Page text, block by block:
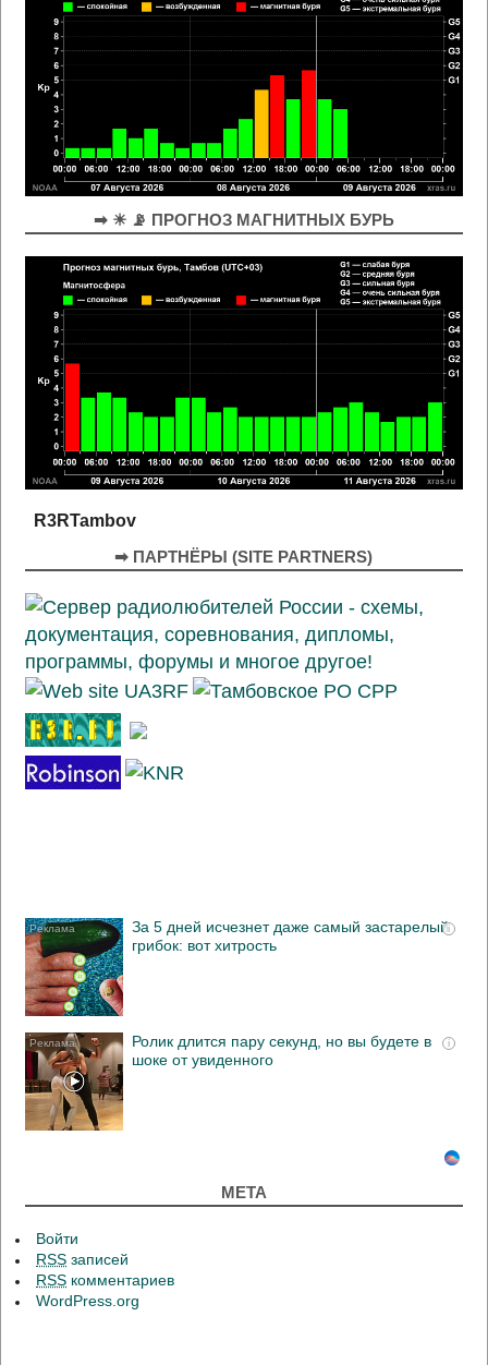
➡ ☀ 📡 ПРОГНОЗ МАГНИТНЫХ БУРЬ
R3RTambov
➡ ПАРТНЁРЫ (SITE PARTNERS)
i
За 5 дней исчезнет даже самый застарелый
грибок: вот хитрость
i
Ролик длится пару секунд, но вы будете в
шоке от увиденного
МЕТА
Войти
RSS записей
RSS комментариев
WordPress.org